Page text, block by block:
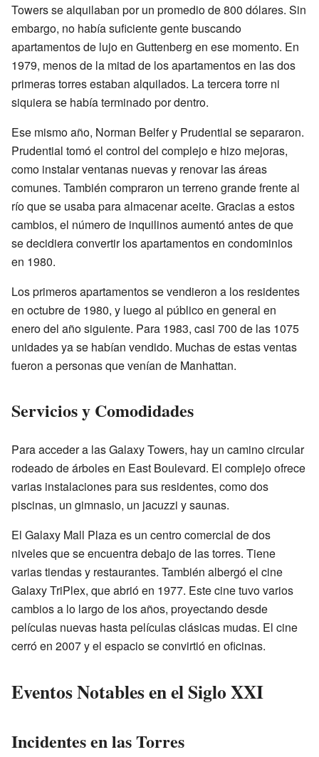
Towers se alquilaban por un promedio de 800 dólares. Sin
embargo, no había suficiente gente buscando
apartamentos de lujo en Guttenberg en ese momento. En
1979, menos de la mitad de los apartamentos en las dos
primeras torres estaban alquilados. La tercera torre ni
siquiera se había terminado por dentro.
Ese mismo año, Norman Belfer y Prudential se separaron.
Prudential tomó el control del complejo e hizo mejoras,
como instalar ventanas nuevas y renovar las áreas
comunes. También compraron un terreno grande frente al
río que se usaba para almacenar aceite. Gracias a estos
cambios, el número de inquilinos aumentó antes de que
se decidiera convertir los apartamentos en condominios
en 1980.
Los primeros apartamentos se vendieron a los residentes
en octubre de 1980, y luego al público en general en
enero del año siguiente. Para 1983, casi 700 de las 1075
unidades ya se habían vendido. Muchas de estas ventas
fueron a personas que venían de Manhattan.
Servicios y Comodidades
Para acceder a las Galaxy Towers, hay un camino circular
rodeado de árboles en East Boulevard. El complejo ofrece
varias instalaciones para sus residentes, como dos
piscinas, un gimnasio, un jacuzzi y saunas.
El Galaxy Mall Plaza es un centro comercial de dos
niveles que se encuentra debajo de las torres. Tiene
varias tiendas y restaurantes. También albergó el cine
Galaxy TriPlex, que abrió en 1977. Este cine tuvo varios
cambios a lo largo de los años, proyectando desde
películas nuevas hasta películas clásicas mudas. El cine
cerró en 2007 y el espacio se convirtió en oficinas.
Eventos Notables en el Siglo XXI
Incidentes en las Torres